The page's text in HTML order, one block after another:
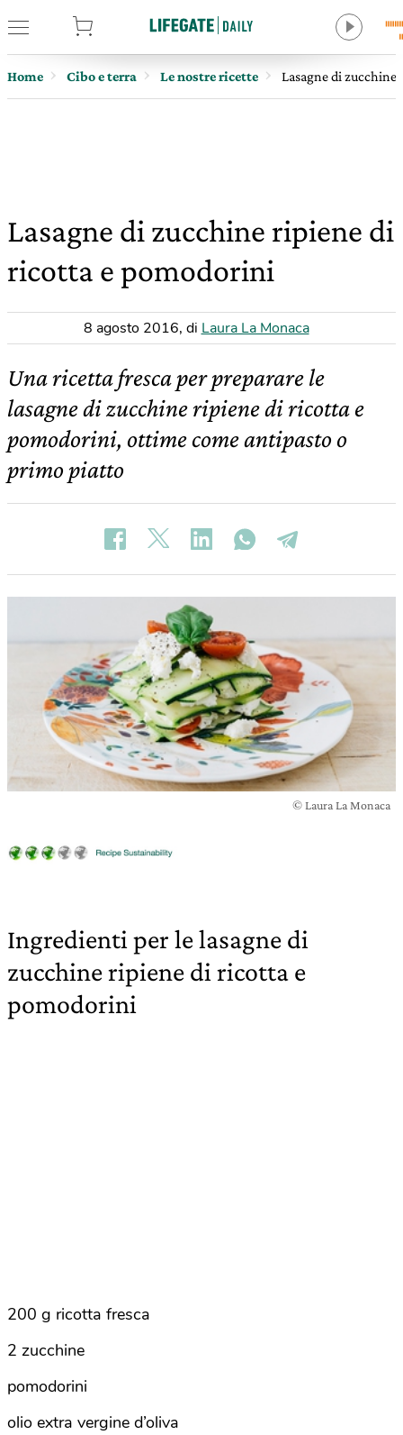
Home Cibo e terra Le nostre ricette Lasagne di
Lasagne di zucchine ripiene di
ricotta e pomodorini
8 agosto 2016, di Laura La Monaca
Una ricetta fresca per preparare le
lasagne di zucchine ripiene di ricotta e
pomodorini, ottime come antipasto o
primo piatto
© Laura La Monaca
Ingredienti per le lasagne di
zucchine ripiene di ricotta e
pomodorini
200 g ricotta fresca
2 zucchine
pomodorini
olio extra vergine d’oliva